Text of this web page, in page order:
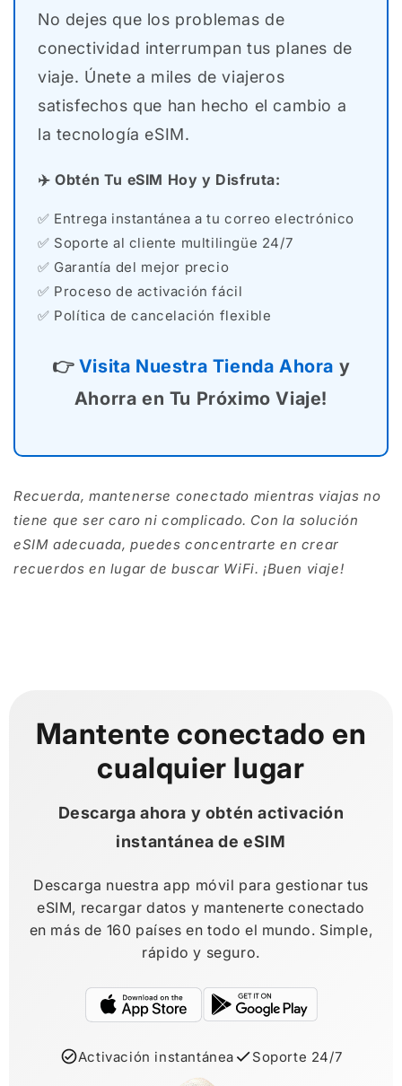
No dejes que los problemas de
conectividad interrumpan tus planes de
viaje. Únete a miles de viajeros
satisfechos que han hecho el cambio a
la tecnología eSIM.
✈️ Obtén Tu eSIM Hoy y Disfruta:
✅ Entrega instantánea a tu correo electrónico
✅ Soporte al cliente multilingüe 24/7
✅ Garantía del mejor precio
✅ Proceso de activación fácil
✅ Política de cancelación flexible
👉 Visita Nuestra Tienda Ahora y
Ahorra en Tu Próximo Viaje!
Recuerda, mantenerse conectado mientras viajas no
tiene que ser caro ni complicado. Con la solución
eSIM adecuada, puedes concentrarte en crear
recuerdos en lugar de buscar WiFi. ¡Buen viaje!
Mantente conectado en
cualquier lugar
Descarga ahora y obtén activación
instantánea de eSIM
Descarga nuestra app móvil para gestionar tus
eSIM, recargar datos y mantenerte conectado
en más de 160 países en todo el mundo. Simple,
rápido y seguro.
Activación instantánea Soporte 24/7